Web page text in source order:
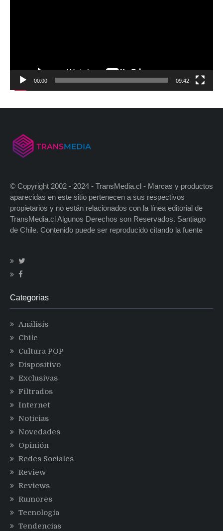
00:00 09:42
© Copyright 2002 - 2024 - TransMedia.cl - Marcas y productos
aparecidas en este sitio pertenecen a sus respectivos
propietarios y no están relacionados con la línea editorial de
TransMedia.cl Algunos Derechos son Reservados. Santiago
de Chile. Contenido puede ser reproducido citando la fuente
Categorias
Análisis
Chile
Cultura POP
Dispositivo
Exclusivas
Filtrados
Internet
Noticias
Novedades
Opinión
Redes Sociales
Review
Reviews
Rumores
Tecnología
Tendencias